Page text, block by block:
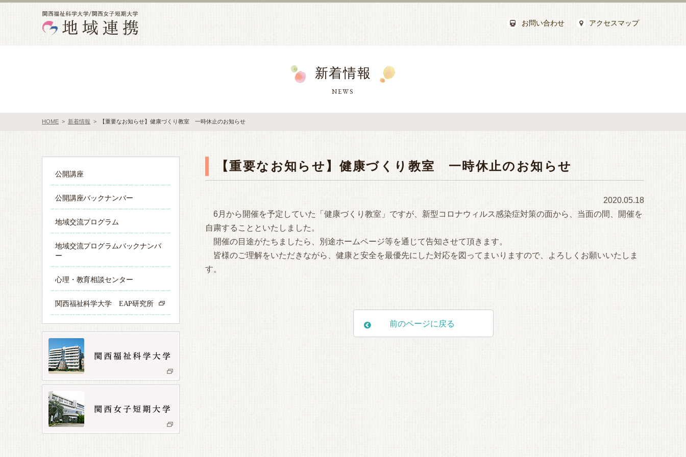
お問い合わせ アクセスマップ
新着情報
NEWS
HOME > 新着情報 > 【重要なお知らせ】健康づくり教室 一時休止のお知らせ
【重要なお知らせ】健康づくり教室 一時休止のお知らせ
2020.05.18
6月から開催を予定していた「健康づくり教室」ですが、新型コロナウィルス感染症対策の面から、当面の間、開催を
自粛することといたしました。
開催の目途がたちましたら、別途ホームページ等を通じて告知させて頂きます。
皆様のご理解をいただきながら、健康と安全を最優先にした対応を図ってまいりますので、よろしくお願いいたしま
す。
前のページに戻る
公開講座
公開講座バックナンバー
地域交流プログラム
地域交流プログラムバックナンバ
ー
心理・教育相談センター
関西福祉科学大学 EAP研究所